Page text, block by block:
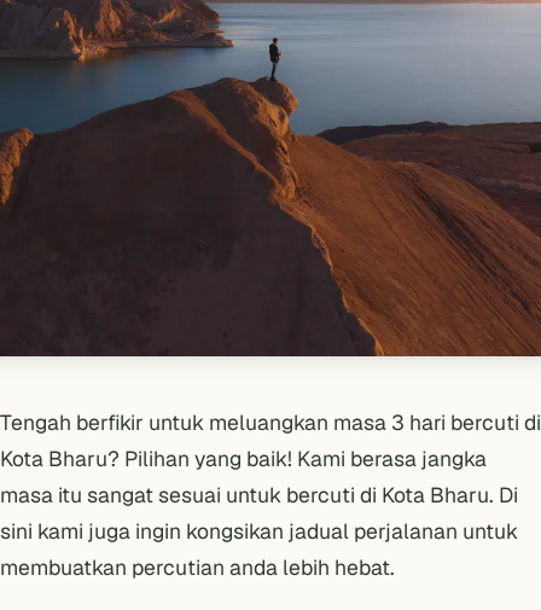
Tengah berfikir untuk meluangkan masa 3 hari bercuti di
Kota Bharu? Pilihan yang baik! Kami berasa jangka
masa itu sangat sesuai untuk bercuti di Kota Bharu. Di
sini kami juga ingin kongsikan jadual perjalanan untuk
membuatkan percutian anda lebih hebat.